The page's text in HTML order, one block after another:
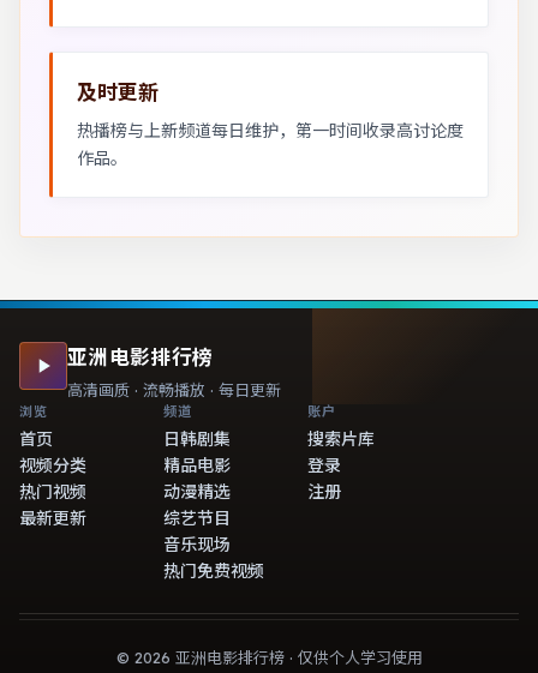
及时更新
热播榜与上新频道每日维护，第一时间收录高讨论度
作品。
亚洲电影排行榜
高清画质 · 流畅播放 · 每日更新
浏览
首页
视频分类
热门视频
最新更新
频道
日韩剧集
精品电影
动漫精选
综艺节目
音乐现场
热门免费视频
账户
搜索片库
登录
注册
© 2026 亚洲电影排行榜· 仅供个人学习使用